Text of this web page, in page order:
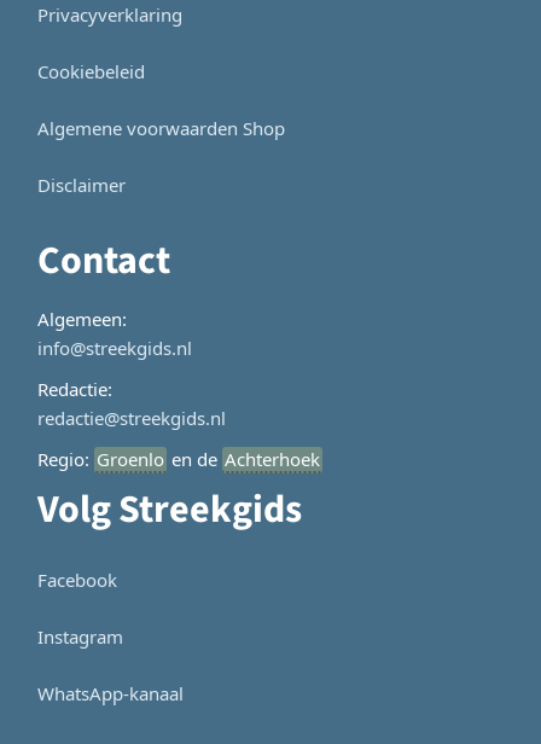
Privacyverklaring
Cookiebeleid
Algemene voorwaarden Shop
Disclaimer
Contact
Algemeen:
info@streekgids.nl
Redactie:
redactie@streekgids.nl
Regio: Groenlo en de Achterhoek
Volg Streekgids
Facebook
Instagram
WhatsApp-kanaal